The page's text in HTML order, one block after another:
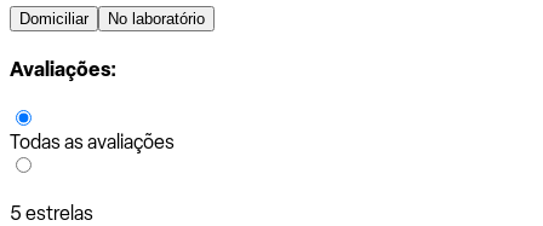
Domiciliar No laboratório
Avaliações:
Todas as avaliações
5 estrelas